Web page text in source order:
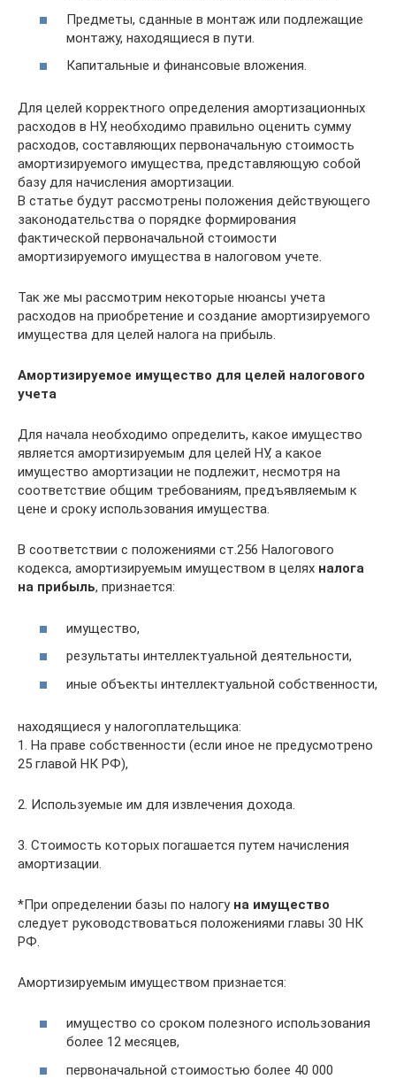
Предметы, сданные в монтаж или подлежащие
монтажу, находящиеся в пути.
Капитальные и финансовые вложения.
Для целей корректного определения амортизационных
расходов в НУ, необходимо правильно оценить сумму
расходов, составляющих первоначальную стоимость
амортизируемого имущества, представляющую собой
базу для начисления амортизации.
В статье будут рассмотрены положения действующего
законодательства о порядке формирования
фактической первоначальной стоимости
амортизируемого имущества в налоговом учете.
Так же мы рассмотрим некоторые нюансы учета
расходов на приобретение и создание амортизируемого
имущества для целей налога на прибыль.
Амортизируемое имущество для целей налогового
учета
Для начала необходимо определить, какое имущество
является амортизируемым для целей НУ, а какое
имущество амортизации не подлежит, несмотря на
соответствие общим требованиям, предъявляемым к
цене и сроку использования имущества.
В соответствии с положениями ст.256 Налогового
кодекса, амортизируемым имуществом в целях налога
на прибыль, признается:
имущество,
результаты интеллектуальной деятельности,
иные объекты интеллектуальной собственности,
находящиеся у налогоплательщика:
1. На праве собственности (если иное не предусмотрено
25 главой НК РФ),
2. Используемые им для извлечения дохода.
3. Стоимость которых погашается путем начисления
амортизации.
*При определении базы по налогу на имущество
следует руководствоваться положениями главы 30 НК
РФ.
Амортизируемым имуществом признается:
имущество со сроком полезного использования
более 12 месяцев,
первоначальной стоимостью более 40 000